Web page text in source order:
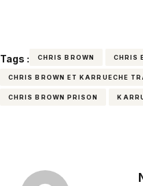
Tags : CHRIS BROWN CHRIS
CHRIS BROWN ET KARRUECHE
CHRIS BROWN PRISON